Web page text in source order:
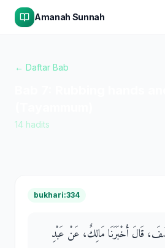
Amanah Sunnah
← Daftar Bab
14 hadits
bukhari:334
قَالَ أَخْبَرَنَا مَالِكٌ، عَنْ عَبْدِ